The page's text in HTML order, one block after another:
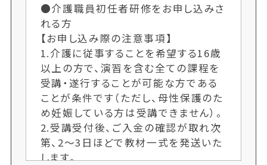
●介護職員初任者研修をお申し込みさ
れる方
【お申し込み際の注意事項】
1.介護に従事することを希望する16歳
以上の方で、演習を含む全ての課程を
受講・遂行することが可能な方である
ことが条件です（ただし、母性保護のた
め妊娠している方は受講できません）。
2.受講受付後、ご入金の確認が取れ次
第、2〜3日ほどで教材一式を発送いた
します。